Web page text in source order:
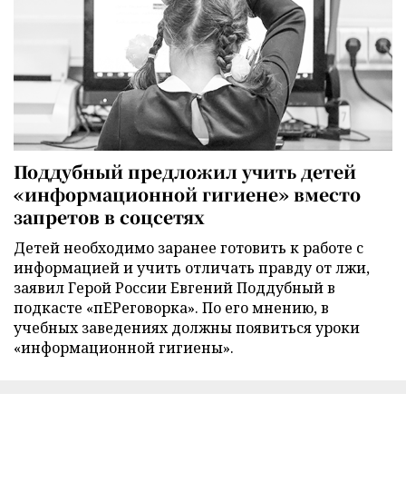
Поддубный предложил учить детей
«информационной гигиене» вместо
запретов в соцсетях
Детей необходимо заранее готовить к работе с
информацией и учить отличать правду от лжи,
заявил Герой России Евгений Поддубный в
подкасте «пЕРеговорка». По его мнению, в
учебных заведениях должны появиться уроки
«информационной гигиены».